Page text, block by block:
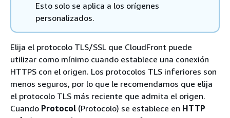
Esto solo se aplica a los orígenes
personalizados.
Elija el protocolo TLS/SSL que CloudFront puede
utilizar como mínimo cuando establece una conexión
HTTPS con el origen. Los protocolos TLS inferiores son
menos seguros, por lo que le recomendamos que elija
el protocolo TLS más reciente que admita el origen.
Cuando Protocol (Protocolo) se establece en HTTP